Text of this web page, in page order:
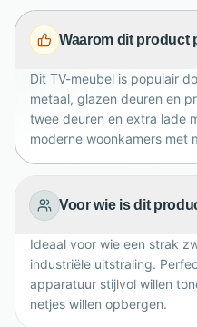
elektronica overzichtelijk
voor
serie voor een
Waarom dit product
Dit TV-meubel is populair
metaal, glazen deuren en
twee deuren en extra lade
moderne woonkamers met
Voor wie is dit
Ideaal voor wie een strak
industriële uitstraling.
apparatuur stijlvol willen
netjes willen opbergen.